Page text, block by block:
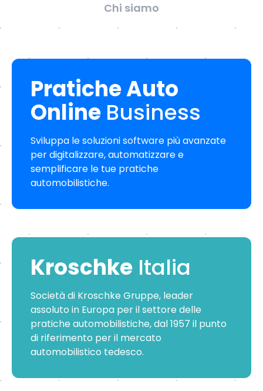
Chi siamo
Pratiche Auto
Online Business
Sviluppa le soluzioni software più avanzate
per digitalizzare, automatizzare e
semplificare le tue pratiche
automobilistiche.
Kroschke Italia
Società di Kroschke Gruppe, leader
assoluto in Europa per il settore delle
pratiche automobilistiche, dal 1957 il punto
di riferimento per il mercato
automobilistico tedesco.